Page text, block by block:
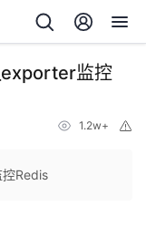
监控
1.2w+
Redis